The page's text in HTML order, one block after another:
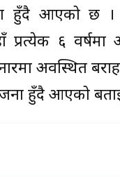
आएको छ ।
६ वर्षमा
अवस्थित
हुँदै आएको